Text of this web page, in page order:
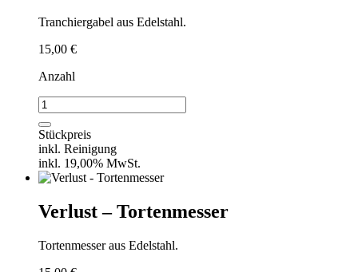
Tranchiergabel aus Edelstahl.
15,00 €
Anzahl
Verlust
-
Tranchiergabel
Menge
Stückpreis
inkl. Reinigung
inkl. 19,00% MwSt.
Verlust – Tortenmesser
Tortenmesser aus Edelstahl.